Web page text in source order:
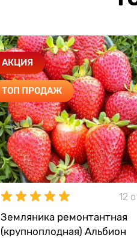
АКЦИЯ
ТОП ПРОДАЖ
12
Земляника ремонтантная
(крупноплодная) Альбион